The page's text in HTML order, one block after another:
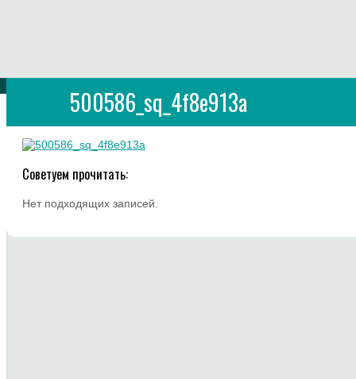
500586_sq_4f8e913a
Советуем прочитать:
Нет подходящих записей.